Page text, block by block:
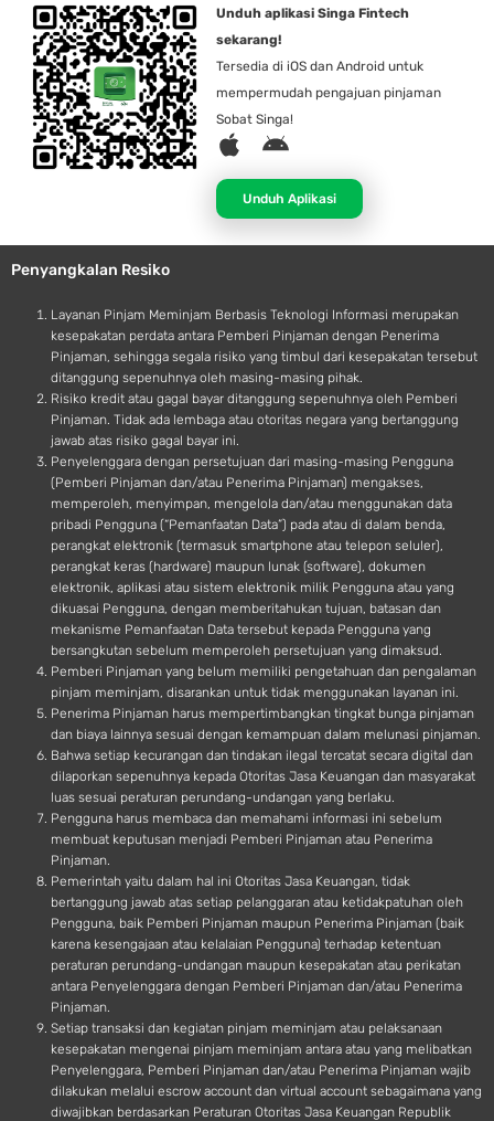
Unduh aplikasi Singa Fintech
sekarang!
Tersedia di iOS dan Android untuk
mempermudah pengajuan pinjaman
Sobat Singa!
A
p
l
e
A
d
r
o
d
Unduh Aplikasi
Penyangkalan Resiko
Layanan Pinjam Meminjam Berbasis Teknologi Informasi merupakan
kesepakatan perdata antara Pemberi Pinjaman dengan Penerima
Pinjaman, sehingga segala risiko yang timbul dari kesepakatan tersebut
ditanggung sepenuhnya oleh masing-masing pihak.
Risiko kredit atau gagal bayar ditanggung sepenuhnya oleh Pemberi
Pinjaman. Tidak ada lembaga atau otoritas negara yang bertanggung
jawab atas risiko gagal bayar ini.
Penyelenggara dengan persetujuan dari masing-masing Pengguna
(Pemberi Pinjaman dan/atau Penerima Pinjaman) mengakses,
memperoleh, menyimpan, mengelola dan/atau menggunakan data
pribadi Pengguna (“Pemanfaatan Data”) pada atau di dalam benda,
perangkat elektronik (termasuk smartphone atau telepon seluler),
perangkat keras (hardware) maupun lunak (software), dokumen
elektronik, aplikasi atau sistem elektronik milik Pengguna atau yang
dikuasai Pengguna, dengan memberitahukan tujuan, batasan dan
mekanisme Pemanfaatan Data tersebut kepada Pengguna yang
bersangkutan sebelum memperoleh persetujuan yang dimaksud.
Pemberi Pinjaman yang belum memiliki pengetahuan dan pengalaman
pinjam meminjam, disarankan untuk tidak menggunakan layanan ini.
Penerima Pinjaman harus mempertimbangkan tingkat bunga pinjaman
dan biaya lainnya sesuai dengan kemampuan dalam melunasi pinjaman.
Bahwa setiap kecurangan dan tindakan ilegal tercatat secara digital dan
dilaporkan sepenuhnya kepada Otoritas Jasa Keuangan dan masyarakat
luas sesuai peraturan perundang-undangan yang berlaku.
Pengguna harus membaca dan memahami informasi ini sebelum
membuat keputusan menjadi Pemberi Pinjaman atau Penerima
Pinjaman.
Pemerintah yaitu dalam hal ini Otoritas Jasa Keuangan, tidak
bertanggung jawab atas setiap pelanggaran atau ketidakpatuhan oleh
Pengguna, baik Pemberi Pinjaman maupun Penerima Pinjaman (baik
karena kesengajaan atau kelalaian Pengguna) terhadap ketentuan
peraturan perundang-undangan maupun kesepakatan atau perikatan
antara Penyelenggara dengan Pemberi Pinjaman dan/atau Penerima
Pinjaman.
Setiap transaksi dan kegiatan pinjam meminjam atau pelaksanaan
kesepakatan mengenai pinjam meminjam antara atau yang melibatkan
Penyelenggara, Pemberi Pinjaman dan/atau Penerima Pinjaman wajib
dilakukan melalui escrow account dan virtual account sebagaimana yang
diwajibkan berdasarkan Peraturan Otoritas Jasa Keuangan Republik